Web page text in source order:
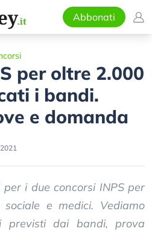
Abbonati
per oltre 2.000
i bandi.
e domanda
i due concorsi INPS per
sociale e medici. Vediamo
previsti dai bandi, prova